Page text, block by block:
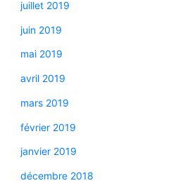
juillet 2019
juin 2019
mai 2019
avril 2019
mars 2019
février 2019
janvier 2019
décembre 2018